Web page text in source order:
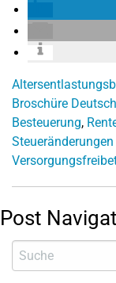
Broschüre
Besteuerung,
Post